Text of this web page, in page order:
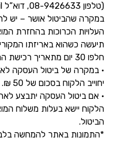
(טלפון 08-9426633, דוא”ל info@littleprince.co.il.)
במקרה שהביטול אושר – יש
העלויות הכרוכות בהחזרת
תיעשה כשהוא באריזתו
חלפו 30 יום מתאריך רכישת המוצר.
• במקרה של ביטול העסקה
יחוייב הלקוח בסכום של 50 ₪.
• אם ביטול העסקה יתבצע
הלקוח יישא בעלות משלוח
הביטול.
*התמונות באתר להמחשה בלבד,